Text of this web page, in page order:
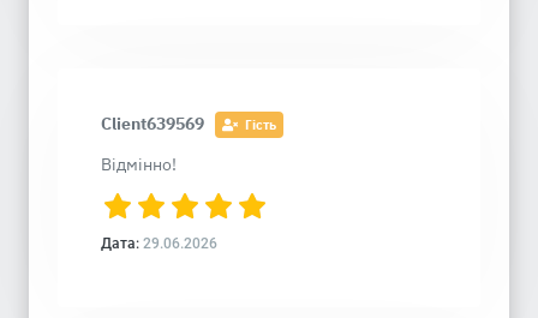
Client639569 Гість
Відмінно!
Дата: 29.06.2026